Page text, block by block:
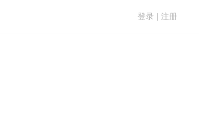
登录 注册